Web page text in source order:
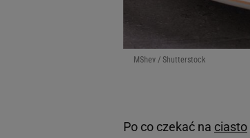
MShev / Shutterstock
Po co czekać na ciasto